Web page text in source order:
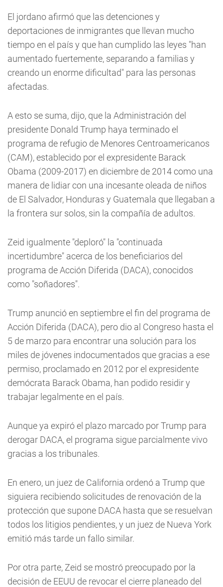
El jordano afirmó que las detenciones y
deportaciones de inmigrantes que llevan mucho
tiempo en el país y que han cumplido las leyes "han
aumentado fuertemente, separando a familias y
creando un enorme dificultad" para las personas
afectadas.
A esto se suma, dijo, que la Administración del
presidente Donald Trump haya terminado el
programa de refugio de Menores Centroamericanos
(CAM), establecido por el expresidente Barack
Obama (2009-2017) en diciembre de 2014 como una
manera de lidiar con una incesante oleada de niños
de El Salvador, Honduras y Guatemala que llegaban a
la frontera sur solos, sin la compañía de adultos.
Zeid igualmente "deploró" la "continuada
incertidumbre" acerca de los beneficiarios del
programa de Acción Diferida (DACA), conocidos
como "soñadores".
Trump anunció en septiembre el fin del programa de
Acción Diferida (DACA), pero dio al Congreso hasta el
5 de marzo para encontrar una solución para los
miles de jóvenes indocumentados que gracias a ese
permiso, proclamado en 2012 por el expresidente
demócrata Barack Obama, han podido residir y
trabajar legalmente en el país.
Aunque ya expiró el plazo marcado por Trump para
derogar DACA, el programa sigue parcialmente vivo
gracias a los tribunales.
En enero, un juez de California ordenó a Trump que
siguiera recibiendo solicitudes de renovación de la
protección que supone DACA hasta que se resuelvan
todos los litigios pendientes, y un juez de Nueva York
emitió más tarde un fallo similar.
Por otra parte, Zeid se mostró preocupado por la
decisión de EEUU de revocar el cierre planeado del